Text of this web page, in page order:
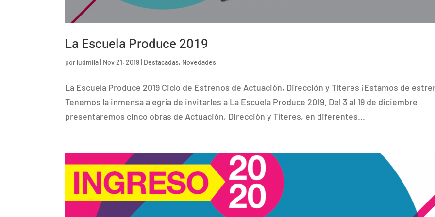
La Escuela Produce 2019
por ludmila Nov 21, 2019 Destacadas, Novedades
La Escuela Produce 2019 Ciclo de Estrenos de Actuación, Dirección y Títeres ¡Estamos de
Tenemos la inmensa alegría de invitarles a La Escuela Produce 2019. Del 3 al 19 de diciembre
presentaremos cinco obras de Actuación, Dirección y Títeres, en diferentes...